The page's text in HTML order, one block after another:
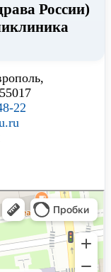
России)
22